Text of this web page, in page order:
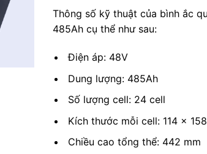
Thông số kỹ thuật của bình ắc
485Ah cụ thể như sau:
Điện áp: 48V
Dung lượng: 485Ah
Số lượng cell: 24 cell
Kích thước mỗi cell: 114 x
Chiều cao tổng thể: 442 mm